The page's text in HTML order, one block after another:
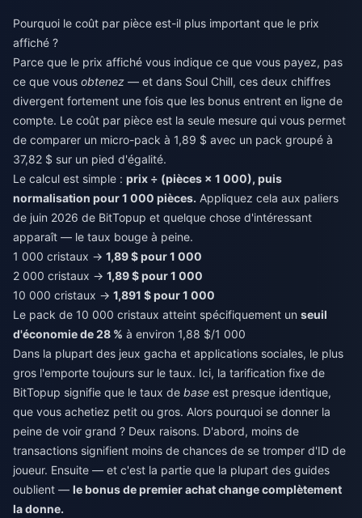
Pourquoi le coût par pièce est-il plus important que le prix
affiché ?
Parce que le prix affiché vous indique ce que vous payez, pas
ce que vous obtenez — et dans Soul Chill, ces deux chiffres
divergent fortement une fois que les bonus entrent en ligne de
compte. Le coût par pièce est la seule mesure qui vous permet
de comparer un micro-pack à 1,89 $ avec un pack groupé à
37,82 $ sur un pied d'égalité.
Le calcul est simple : prix ÷ (pièces × 1 000), puis
normalisation pour 1 000 pièces. Appliquez cela aux paliers
de juin 2026 de BitTopup et quelque chose d'intéressant
apparaît — le taux bouge à peine.
1 000 cristaux → 1,89 $ pour 1 000
2 000 cristaux → 1,89 $ pour 1 000
10 000 cristaux → 1,891 $ pour 1 000
Le pack de 10 000 cristaux atteint spécifiquement un seuil
d'économie de 28 % à environ 1,88 $/1 000
Dans la plupart des jeux gacha et applications sociales, le plus
gros l'emporte toujours sur le taux. Ici, la tarification fixe de
BitTopup signifie que le taux de base est presque identique,
que vous achetiez petit ou gros. Alors pourquoi se donner la
peine de voir grand ? Deux raisons. D'abord, moins de
transactions signifient moins de chances de se tromper d'ID de
joueur. Ensuite — et c'est la partie que la plupart des guides
oublient — le bonus de premier achat change complètement
la donne.